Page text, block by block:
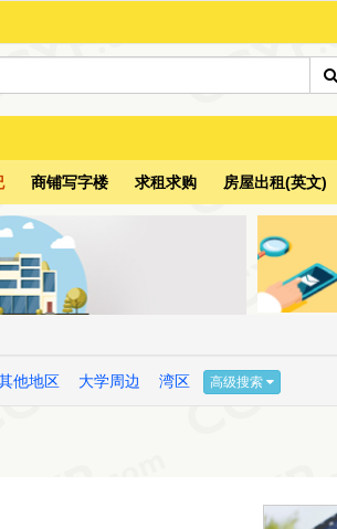
商铺写字楼 求租求购 房屋出租(英文)
他地区 大学周边 湾区 高级搜索